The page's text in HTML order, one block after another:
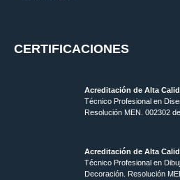
CERTIFICACIONES
Acreditación de Alta
Técnico Profesional en
Resolución MEN. 002302
Acreditación de Alta
Técnico Profesional en
Decoración. Resolución